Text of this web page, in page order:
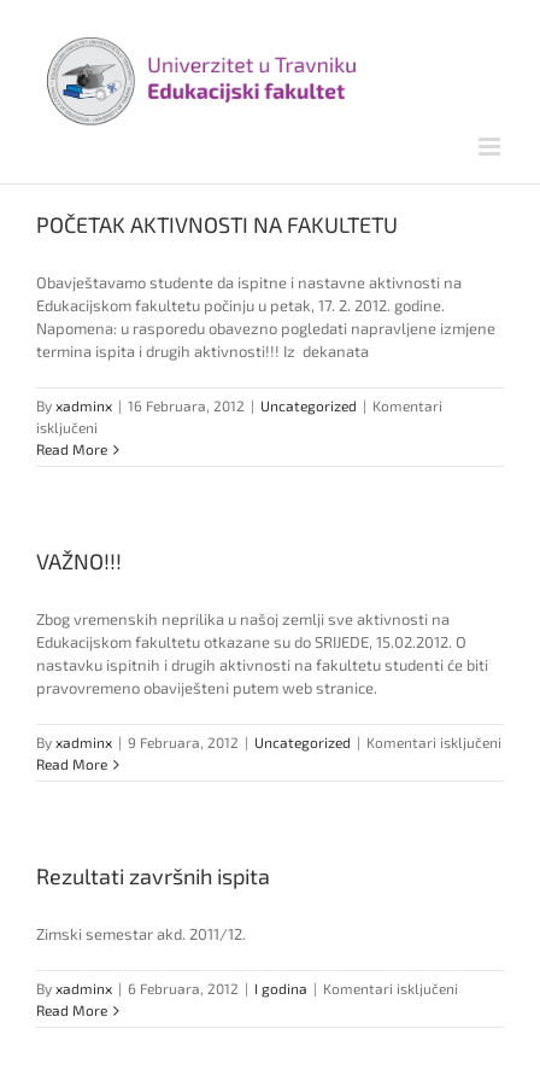
content
POČETAK AKTIVNOSTI NA FAKULTETU
Obavještavamo studente da ispitne i nastavne aktivnosti na
Edukacijskom fakultetu počinju u petak, 17. 2. 2012. godine.
Napomena: u rasporedu obavezno pogledati napravljene izmjene
termina ispita i drugih aktivnosti!!! Iz dekanata
By xadminx | 16 Februara, 2012 | Uncategorized | Komentari
isključeni
POČETAK
AKTIVNOSTI
Read More
VAŽNO!!!
Zbog vremenskih neprilika u našoj zemlji sve aktivnosti na
Edukacijskom fakultetu otkazane su do SRIJEDE, 15.02.2012. O
nastavku ispitnih i drugih aktivnosti na fakultetu studenti će biti
pravovremeno obaviješteni putem web stranice.
By xadminx | 9 Februara, 2012 | Uncategorized | Komentari isključeni
Read More
Rezultati završnih ispita
Zimski semestar akd. 2011/12.
By xadminx | 6 Februara, 2012 | I godina | Komentari isključeni
završnih
Read More